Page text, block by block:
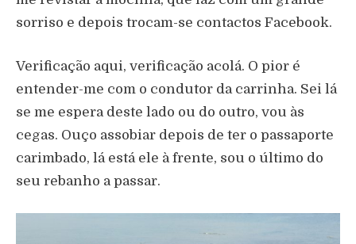
sorriso e depois trocam-se contactos Facebook.
Verificação aqui, verificação acolá. O pior é
entender-me com o condutor da carrinha. Sei lá
se me espera deste lado ou do outro, vou às
cegas. Ouço assobiar depois de ter o passaporte
carimbado, lá está ele à frente, sou o último do
seu rebanho a passar.